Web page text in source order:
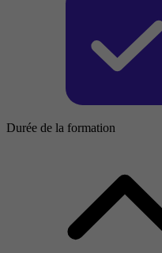
Durée de la formation